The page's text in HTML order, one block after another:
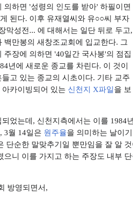
하면 '성령의 인도를 받아' 하필이면
된다. 이후 유재열씨와 유○○씨 부자
막성전... 에 대해서는 일단 뒤로 두고,
만봉의 새창조교회에 입교한다. 그
장에 의하면 '40일간 국사봉'의 점집
년에 새로운 종교를 차린다. 이 것이
고 있는 종교의 시초이다. 기타 교주
카이빙되어 있는 신천지 X파일을 보
었는데, 신천지측에서는 이를 1984년
3월 14일은 원주율을 의미하는 날이
단순한 말맞추기일 뿐만임을 잘 알
니 이를 가지고 하는 주장도 내부
방영되면서,